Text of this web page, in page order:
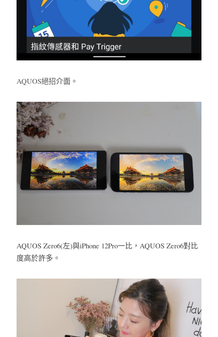
AQUOS絕招介面。
AQUOS Zero6(左)與iPhone 12Pro一比，AQUOS Zero6對比
度高於許多。